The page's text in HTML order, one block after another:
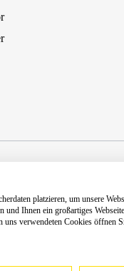
Kontakt
* Alle
platzieren, um unsere
und Ihnen ein großartiges
verwendeten Cookies öffnen